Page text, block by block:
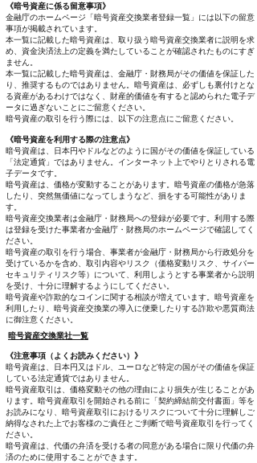
《暗号資産に係る留意事項》
金融庁のホームページ「暗号資産交換業者登録一覧」には以下の留意
事項が掲載されています。
本一覧に記載した暗号資産は、取り扱う暗号資産交換業者に説明を求
め、資金決済法上の定義を満たしていることが確認されたものにすぎ
ません。
本一覧に記載した暗号資産は、金融庁・財務局がその価値を保証した
り、推奨するものではありません。暗号資産は、必ずしも裏付けとな
る資産があるわけではなく、財産的価値を有すると認められた電子デ
ータに過ぎないことにご留意ください。
暗号資産の取引を行う際には、以下の注意点にご留意ください。
《暗号資産を利用する際の注意点》
暗号資産は、日本円やドルなどのように国がその価値を保証している
「法定通貨」ではありません。インターネット上でやりとりされる電
子データです。
暗号資産は、価格が変動することがあります。暗号資産の価格が急落
したり、突然無価値になってしまうなど、損をする可能性がありま
す。
暗号資産交換業者は金融庁・財務局への登録が必要です。利用する際
は登録を受けた事業者か金融庁・財務局のホームページで確認してく
ださい。
暗号資産の取引を行う場合、事業者が金融庁・財務局から行政処分を
受けているかを含め、取引内容やリスク（価格変動リスク、サイバー
セキュリティリスク等）について、利用しようとする事業者から説明
を受け、十分に理解するようにしてください。
暗号資産や詐欺的なコインに関する相談が増えています。暗号資産を
利用したり、暗号資産交換業の導入に便乗したりする詐欺や悪質商法
に御注意ください。
暗号資産交換業社一覧
《注意事項（よくお読みください）》
暗号資産は、日本円又はドル、ユーロなど特定の国がその価値を保証
している法定通貨ではありません。
暗号資産取引は、価格変動その他の理由により損失が生じることがあ
ります。暗号資産取引を開始される前に「契約締結前交付書面」等を
お読みになり、暗号資産取引におけるリスクについて十分に理解しご
納得なされた上でお客様のご責任とご判断で暗号資産取引を行ってく
ださい。
暗号資産は、代価の弁済を受ける者の同意がある場合に限り代価の弁
済のために使用することができます。